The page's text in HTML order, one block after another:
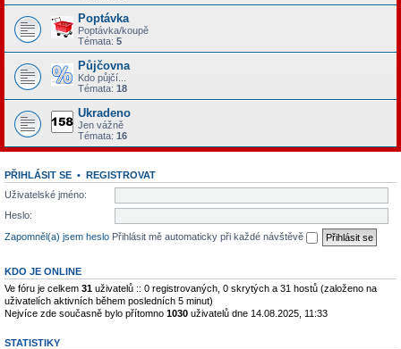
Poptávka
Poptávka/koupě
Témata: 5
Půjčovna
Kdo půjčí...
Témata: 18
Ukradeno
Jen vážně
Témata: 16
PŘIHLÁSIT SE • REGISTROVAT
Uživatelské jméno:
Heslo:
Zapomněl(a) jsem heslo Přihlásit mě automaticky při každé návštěvě
KDO JE ONLINE
Ve fóru je celkem 31 uživatelů :: 0 registrovaných, 0 skrytých a 31 hostů (založeno na
uživatelích aktivních během posledních 5 minut)
Nejvíce zde současně bylo přítomno 1030 uživatelů dne 14.08.2025, 11:33
STATISTIKY